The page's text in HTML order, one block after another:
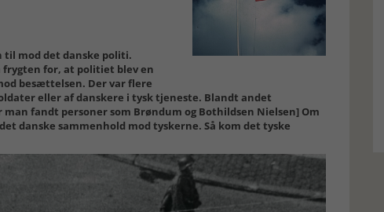
til mod det danske politi.
frygten for, at politiet blev en
besættelsen. Der var flere
eller af danskere i tysk tjeneste. Blandt andet
fandt personer som Brøndum og Bothildsen Nielsen] Om
danske sammenhold mod tyskerne. Så kom det tyske